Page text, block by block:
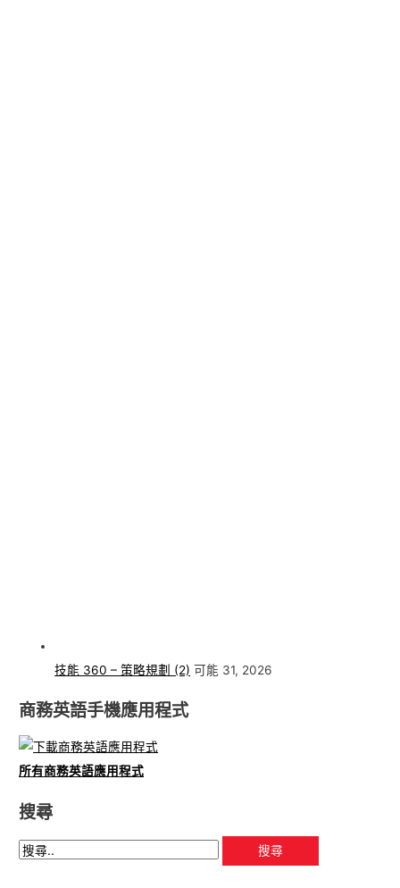
技能 360 – 策略規劃 (2) 可能 31, 2026
商務英語手機應用程式
所有商務英語應用程式
搜尋